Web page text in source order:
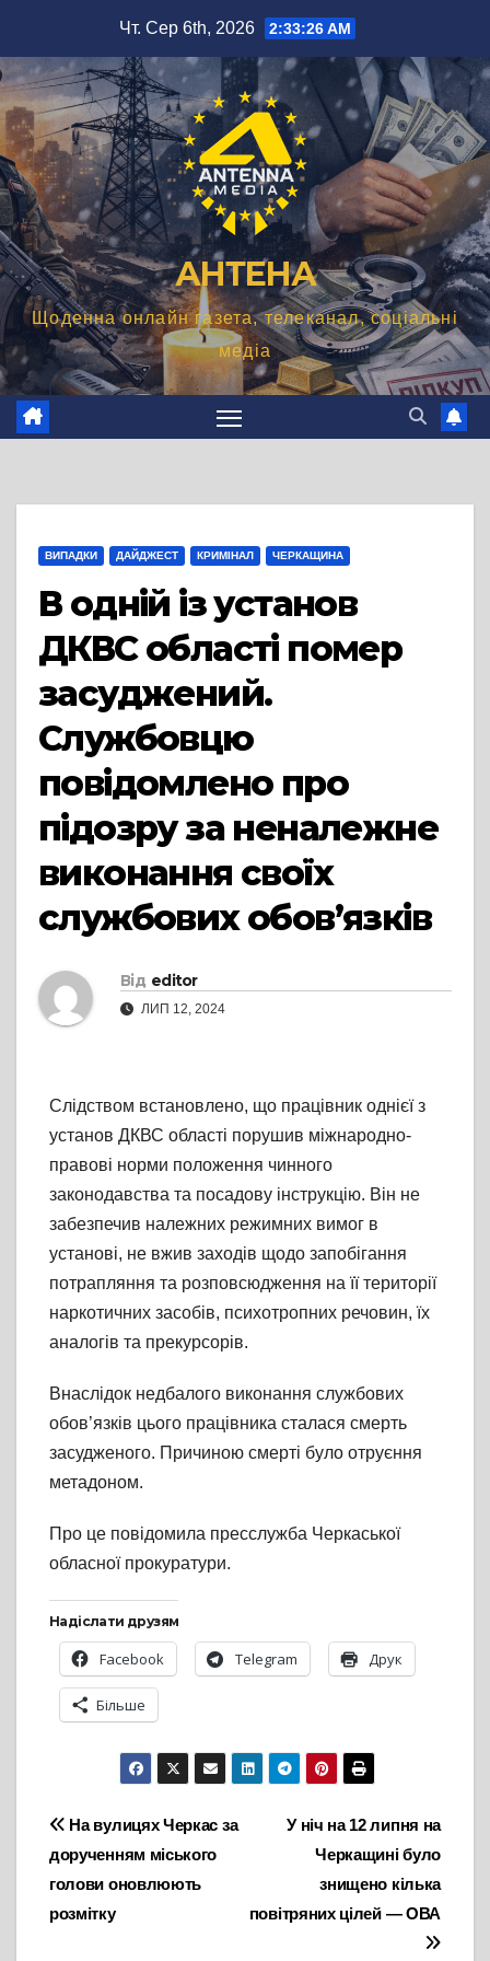
вмісту
Чт. Сер 6th, 2026 2:33:27 AM
АНТЕНА
Щоденна онлайн газета, телеканал, соціальні
медіа
ВИПАДКИ ДАЙДЖЕСТ КРИМІНАЛ ЧЕРКАЩИНА
В одній із установ
ДКВС області помер
засуджений.
Службовцю
повідомлено про
підозру за неналежне
виконання своїх
службових обов’язків
Від editor
ЛИП 12, 2024
Слідством встановлено, що працівник однієї з
установ ДКВС області порушив міжнародно-
правові норми положення чинного
законодавства та посадову інструкцію. Він не
забезпечив належних режимних вимог в
установі, не вжив заходів щодо запобігання
потрапляння та розповсюдження на її території
наркотичних засобів, психотропних речовин, їх
аналогів та прекурсорів.
Внаслідок недбалого виконання службових
обов’язків цього працівника сталася смерть
засудженого. Причиною смерті було отруєння
метадоном.
Про це повідомила пресслужба Черкаської
обласної прокуратури.
Надіслати друзям
Facebook Telegram Друк
Більше
Навігація
записів
У ніч на 12 липня на
Черкащині було
знищено кілька
повітряних цілей — ОВА
На вулицях Черкас за
дорученням міського
голови оновлюють
розмітку